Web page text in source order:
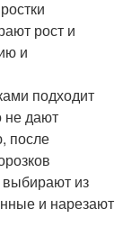
рост и
и
подходит
не дают
после
из
и нарезают